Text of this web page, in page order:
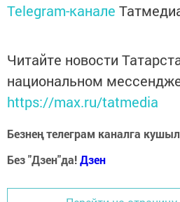
Telegram-канале
Читайте новости
национальном
https://max.ru/tatmedia
Безнең телеграм каналга
Без "Дзен"да!Дзен